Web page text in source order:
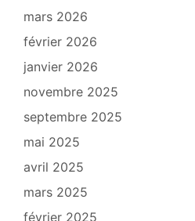
mars 2026
février 2026
janvier 2026
novembre 2025
septembre 2025
mai 2025
avril 2025
mars 2025
février 2025